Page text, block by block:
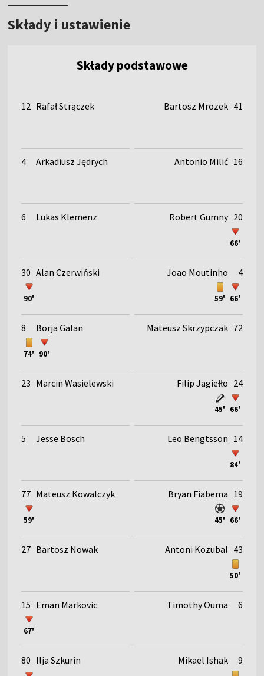
Składy i ustawienie
Składy podstawowe
12 Rafał Strączek
4 Arkadiusz Jędrych
6 Lukas Klemenz
30 Alan Czerwiński
90'
8 Borja Galan
74' 90'
23 Marcin Wasielewski
5 Jesse Bosch
77 Mateusz Kowalczyk
59'
27 Bartosz Nowak
15 Eman Markovic
67'
80 Ilja Szkurin
Bartosz Mrozek 41
Antonio Milić 16
66'
Robert Gumny 20
59' 66'
Joao Moutinho 4
Mateusz Skrzypczak 72
45' 66'
Filip Jagiełło 24
84'
Leo Bengtsson 14
45' 66'
Bryan Fiabema 19
50'
Antoni Kozubal 43
Timothy Ouma 6
Mikael Ishak 9